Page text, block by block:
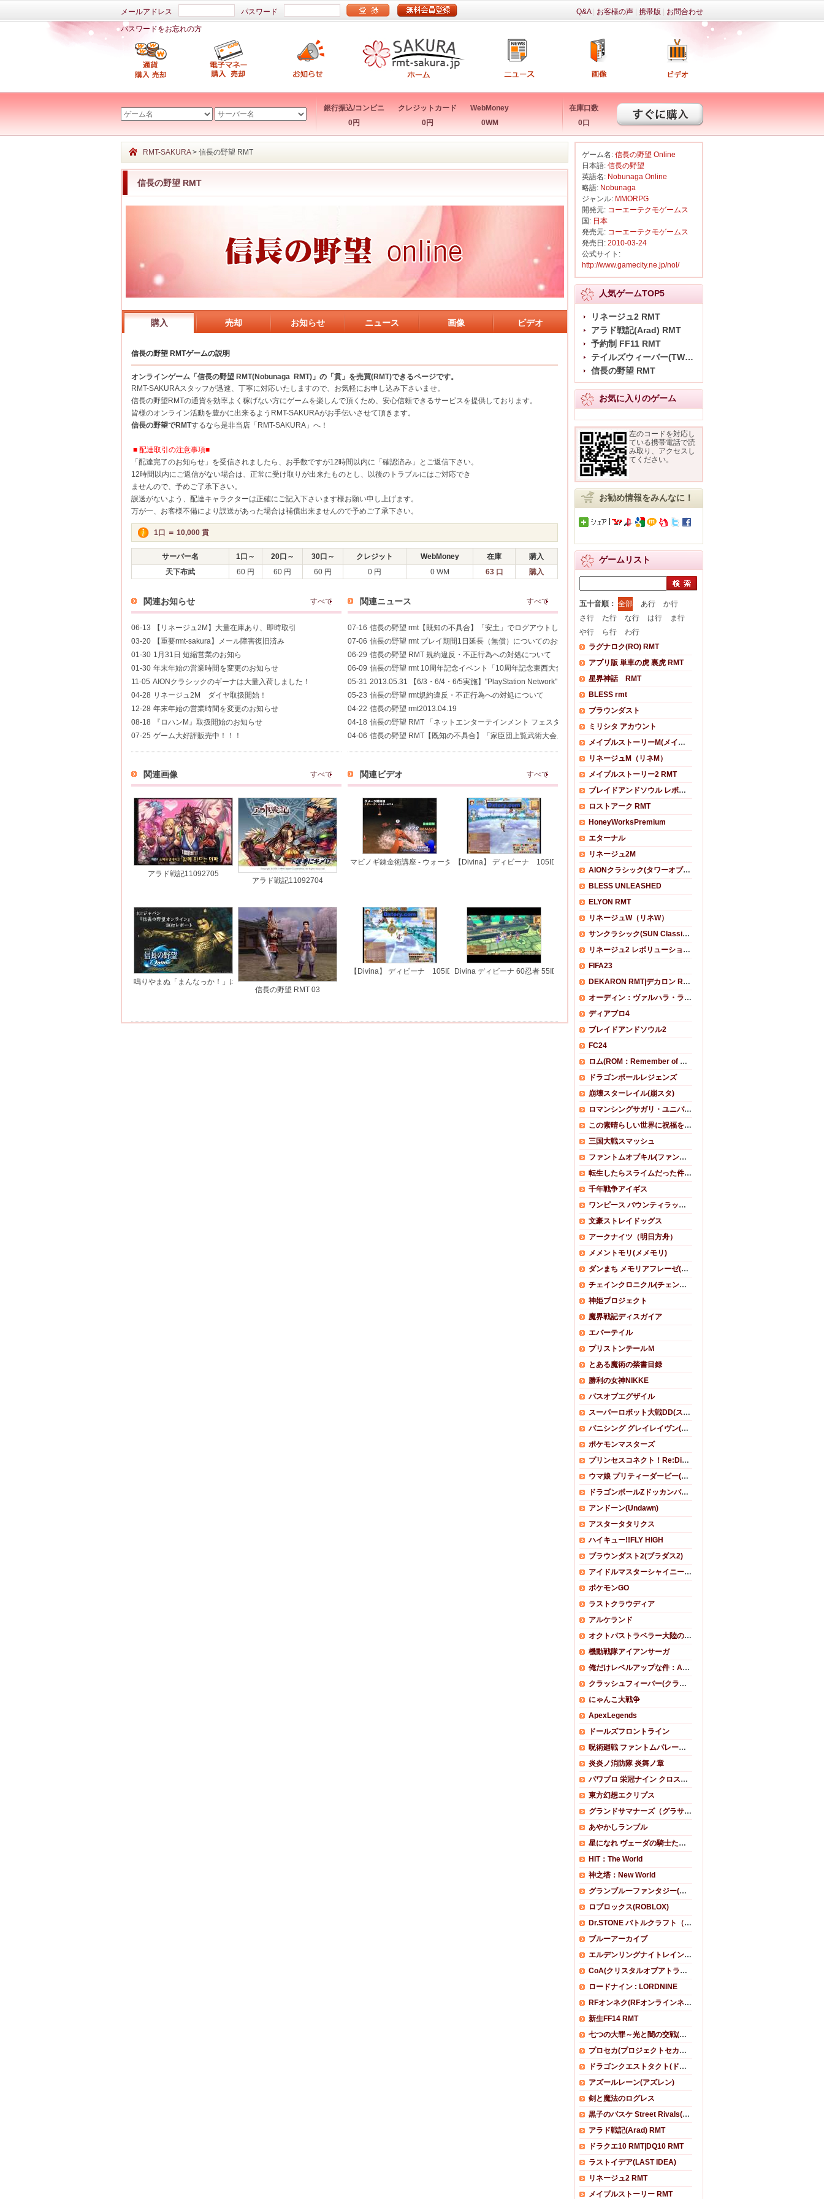
メールアドレス
パスワード
パスワードをお忘れの方
Q&A| お客様の声 携帯版 お問合わせ
銀行振込/コンビニ
0円
クレジットカード
0円
WebMoney
0WM
在庫口数
0口
RMT-SAKURA> 信長の野望 RMT
信長の野望 RMT
購入 売却 お知らせ ニュース 画像 ビデオ
信長の野望 RMTゲームの説明
オンラインゲーム「信長の野望 RMT(Nobunaga RMT)」の「貫」を売買(RMT)できるページです。
RMT-SAKURAスタッフが迅速、丁寧に対応いたしますので、お気軽にお申し込み下さいませ。
信長の野望RMTの通貨を効率よく稼げない方にゲームを楽しんで頂くため、安心信頼できるサービスを提供しております。
皆様のオンライン活動を豊かに出来るようRMT-SAKURAがお手伝いさせて頂きます。
信長の野望でRMTするなら是非当店「RMT-SAKURA」へ！
■ 配達取引の注意事項■
「配達完了のお知らせ」を受信されましたら、お手数ですが12時間以内に「確認済み」とご返信下さい。
12時間以内にご返信がない場合は、正常に受け取りが出来たものとし、以後のトラブルにはご対応でき
ませんので、予めご了承下さい。
誤送がないよう、配達キャラクターは正確にご記入下さいます様お願い申し上げます。
万が一、お客様不備により誤送があった場合は補償出来ませんので予めご了承下さい。
1口 ＝ 10,000 貫
サーバー名 1口～ 20口～ 30口～ クレジット WebMoney 在庫
購入
天下布武
60 円 60 円 60 円 0 円 0 WM 63 口 購入
すべて
関連お知らせ
06-13
【リネージュ2M】大量在庫あり、即時取引
03-20
【重要rmt-sakura】メール障害復旧済み
01-30 1月31日 短縮営業のお知ら
01-30 年末年始の営業時間を変更のお知らせ
11-05 AIONクラシックのギーナは大量入荷しました！
04-28 リネージュ2M ダイヤ取扱開始！
12-28 年末年始の営業時間を変更のお知らせ
08-18
『ロハンM』取扱開始のお知らせ
07-25 ゲーム大好評販売中！！！
すべて
関連ニュース
07-16 信長の野望 rmt【既知の不具合】「安土」でログアウトした場合、＠モバイル+＠Webで採集や生産ができない
07-06 信長の野望 rmt プレイ期間1日延長（無償）についてのお知らせ
06-29 信長の野望 RMT 規約違反・不正行為への対処について
06-09 信長の野望 rmt 10周年記念イベント「10周年記念東西大合戦」開催前後の国勢変動について
05-31 2013.05.31 【6/3・6/4・6/5実施】"PlayStation Network"メンテナンスのご
05-23 信長の野望 rmt規約違反・不正行為への対処について
04-22 信長の野望 rmt2013.04.19
04-18 信長の野望 RMT 「ネットエンターテインメント フェスタ 2013 @ニコ生」ゲーム内中継についてのお知らせ
04-06 信長の野望 RMT【既知の不具合】「家臣団上覧武術大会」終了後の退出について
すべて
関連画像
アラド戦記11092705
アラド戦記11092704
鳴りやまぬ「まんなっか！」に酔いしれろ！
信長の野望 RMT 03
すべて
関連ビデオ
マビノギ錬金術講座 - ウォーターキャノン理論値実践(G12S1版)
【Divina】 ディビーナ 105ID クレソロでボス撃破 1/2
【Divina】 ディビーナ 105ID クレソロでボス撃破 2/2
Divina ディビーナ 60忍者 55ID
ゲーム名: 信長の野望 Online
日本語: 信長の野望
英語名: Nobunaga Online
略語: Nobunaga
ジャンル: MMORPG
開発元: コーエーテクモゲームス
国: 日本
発売元: コーエーテクモゲームス
発売日: 2010-03-24
公式サイト:
http://www.gamecity.ne.jp/nol/
人気ゲームTOP5
リネージュ2 RMT
アラド戦記(Arad) RMT
予約制 FF11 RMT
テイルズウィーバー(TW) RMT
信長の野望 RMT
お気に入りのゲーム
左のコードを対応し
ている携帯電話で読
み取り、アクセスし
てください。
お勧め情報をみんなに！
ゲームリスト
五十音順： 全部 あ行
か行
さ行
た行 な行 は行
ま行
や行
ら行
わ行
ラグナロク(RO) RMT
アプリ版 単車の虎 裏虎 RMT
星界神話 RMT
BLESS rmt
ブラウンダスト
ミリシタ アカウント
メイプルストーリーM(メイプルM)
リネージュM（リネM）
メイプルストーリー2 RMT
ブレイドアンドソウル レボリューション
ロストアーク RMT
HoneyWorksPremium
エターナル
リネージュ2M
AIONクラシック(タワーオブアイオンクラシック)
BLESS UNLEASHED
ELYON RMT
リネージュW（リネW）
サンクラシック(SUN Classic) RMT
リネージュ2 レボリューション RMT
FIFA23
DEKARON RMT|デカロン RMT
オーディン：ヴァルハラ・ライジング RMT
ディアブロ4
ブレイドアンドソウル2
FC24
ロム(ROM：Remember of Majesty)
ドラゴンボールレジェンズ
崩壊スターレイル(崩スタ)
ロマンシングサガリ・ユニバース
この素晴らしい世界に祝福を！ファンタスティックデイズ(このファン)
三国大戦スマッシュ
ファントムオブキル(ファンキル)
転生したらスライムだった件 魔王と竜の建国譚(まおりゅう)
千年戦争アイギス
ワンピース バウンティラッシュ
文豪ストレイドッグス
アークナイツ（明日方舟）
メメントモリ(メメモリ)
ダンまち メモリアフレーゼ(ダンメモ)
チェインクロニクル(チェンクロ)
神姫プロジェクト
魔界戦記ディスガイア
エバーテイル
プリストンテールＭ
とある魔術の禁書目録
勝利の女神NIKKE
パスオブエグザイル
スーパーロボット大戦DD(スパロボDD)
パニシング グレイレイヴン(パニグレ)
ポケモンマスターズ
プリンセスコネクト！Re:Dive (プリコネR)
ウマ娘 プリティーダービー(ウマ娘)
ドラゴンボールZドッカンバトル
アンドーン(Undawn)
アスタータタリクス
ハイキュー!!FLY HIGH
ブラウンダスト2(ブラダス2)
アイドルマスターシャイニーカラーズ(シャニマス)
ポケモンGO
ラストクラウディア
アルケランド
オクトパストラベラー大陸の覇者
機動戦隊アイアンサーガ
俺だけレベルアップな件：ARISE
クラッシュフィーバー(クラフィ)
にゃんこ大戦争
ApexLegends
ドールズフロントライン
呪術廻戦 ファントムパレード(ファンパレ)
炎炎ノ消防隊 炎舞ノ章
パワプロ 栄冠ナイン クロスロード (栄冠クロス)
東方幻想エクリプス
グランドサマナーズ（グラサマ）
あやかしランブル
星になれ ヴェーダの騎士たち(ホシナレ)
HIT：The World
神之塔：New World
グランブルーファンタジー(グラブル)
ロブロックス(ROBLOX)
Dr.STONE バトルクラフト（バトクラ）
ブルーアーカイブ
エルデンリングナイトレイン(ELDEN RING NIGHTREIGN)RMT
CoA(クリスタルオブアトラン）
ロードナイン : LORDNINE
RFオンネク(RFオンラインネクスト)
新生FF14 RMT
七つの大罪～光と闇の交戦(グラクロ)
プロセカ(プロジェクトセカイ カラフルステージ！)
ドラゴンクエストタクト(ドラクエタクト)
アズールレーン(アズレン)
剣と魔法のログレス
黒子のバスケ Street Rivals(黒バスSR)
アラド戦記(Arad) RMT
ドラクエ10 RMT|DQ10 RMT
ラストイデア(LAST IDEA)
リネージュ2 RMT
メイプルストーリー RMT